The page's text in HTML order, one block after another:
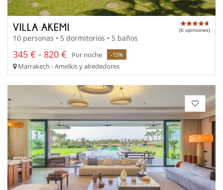
VILLA AKEMI (6 opiniones)
10 personas • 5 dormitorios • 5 baños
345 € - 820 € Por noche -15%
Marrakech - Amelkis y alrededores